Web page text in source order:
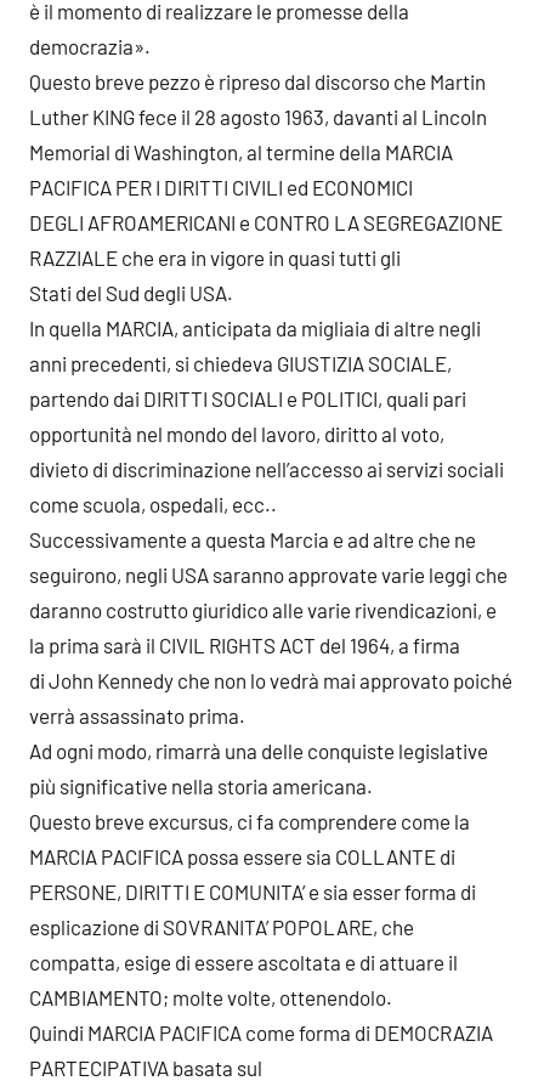
è il momento di realizzare le promesse della
democrazia».
Questo breve pezzo è ripreso dal discorso che Martin
Luther KING fece il 28 agosto 1963, davanti al Lincoln
Memorial di Washington, al termine della MARCIA
PACIFICA PER I DIRITTI CIVILI ed ECONOMICI
DEGLI AFROAMERICANI e CONTRO LA SEGREGAZIONE
RAZZIALE che era in vigore in quasi tutti gli
Stati del Sud degli USA.
In quella MARCIA, anticipata da migliaia di altre negli
anni precedenti, si chiedeva GIUSTIZIA SOCIALE,
partendo dai DIRITTI SOCIALI e POLITICI, quali pari
opportunità nel mondo del lavoro, diritto al voto,
divieto di discriminazione nell’accesso ai servizi sociali
come scuola, ospedali, ecc..
Successivamente a questa Marcia e ad altre che ne
seguirono, negli USA saranno approvate varie leggi che
daranno costrutto giuridico alle varie rivendicazioni, e
la prima sarà il CIVIL RIGHTS ACT del 1964, a firma
di John Kennedy che non lo vedrà mai approvato poiché
verrà assassinato prima.
Ad ogni modo, rimarrà una delle conquiste legislative
più significative nella storia americana.
Questo breve excursus, ci fa comprendere come la
MARCIA PACIFICA possa essere sia COLLANTE di
PERSONE, DIRITTI E COMUNITA’ e sia esser forma di
esplicazione di SOVRANITA’ POPOLARE, che
compatta, esige di essere ascoltata e di attuare il
CAMBIAMENTO; molte volte, ottenendolo.
Quindi MARCIA PACIFICA come forma di DEMOCRAZIA
PARTECIPATIVA basata sul